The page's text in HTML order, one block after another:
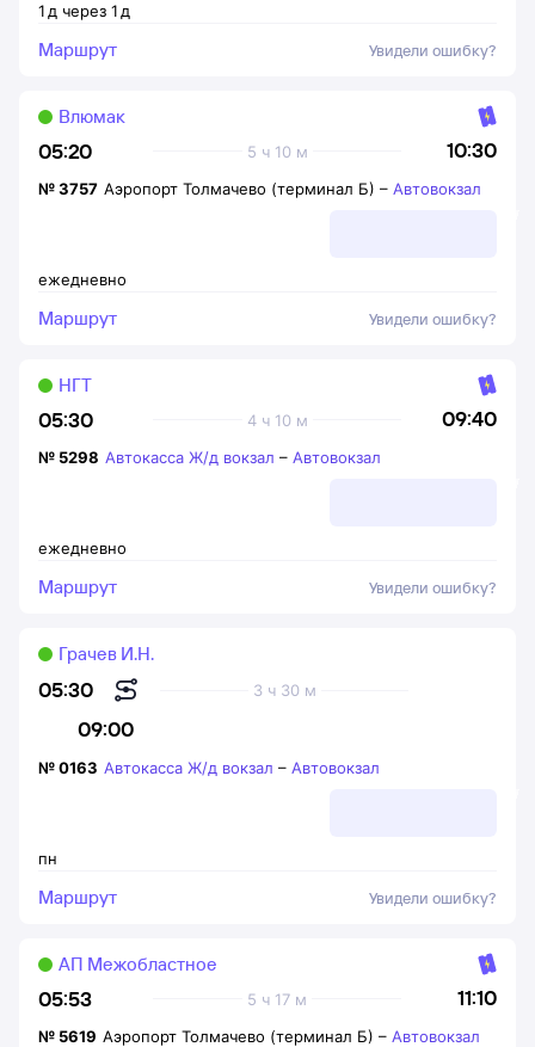
1 д через 1 д
Маршрут Увидели ошибку?
05:20 10:30
5 ч 10 м
Влюмак
ежедневно
№3757 Аэропорт Толмачево (терминал Б) – Автовокзал
Маршрут Увидели ошибку?
05:30 09:40
4 ч 10 м
НГТ
ежедневно
№ 5298 Автокасса Ж/д вокзал – Автовокзал
Маршрут Увидели ошибку?
05:30
09:00
3 ч 30 м
Грачев И.Н.
пн
№0163 Автокасса Ж/д вокзал – Автовокзал
Маршрут Увидели ошибку?
05:53 11:10
5 ч 17 м
АП Межобластное
№ 5619 Аэропорт Толмачево (терминал Б) – Автовокзал